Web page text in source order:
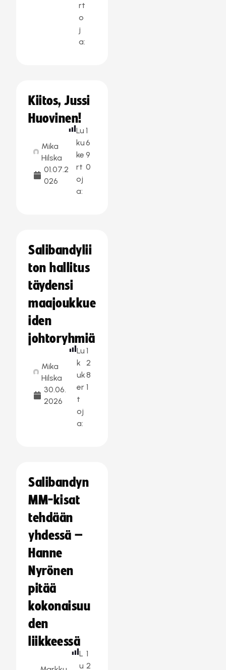
rt
o
j
a:
Kiitos, Jussi
Huovinen!
Mika
Hilska
01.07.2
026
Lu
ku
ke
rt
oj
a:
1
6
9
0
Salibandylii
ton hallitus
täydensi
maajoukkue
iden
johtoryhmiä
Mika
Hilska
30.06.
2026
Lu
k
uk
er
t
oj
a:
1
2
8
1
Salibandyn
MM-kisat
tehdään
yhdessä –
Hanne
Nyrönen
pitää
kokonaisuu
den
liikkeessä
L
u
1
2